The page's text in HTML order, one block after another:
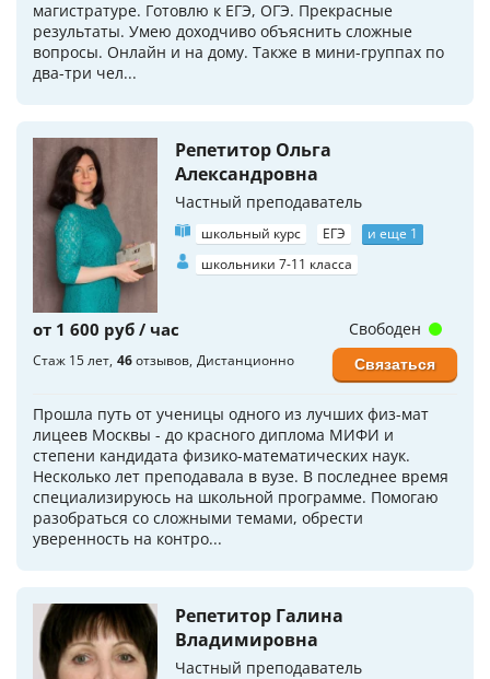
магистратуре. Готовлю к ЕГЭ, ОГЭ. Прекрасные
результаты. Умею доходчиво объяснить сложные
вопросы. Онлайн и на дому. Также в мини-группах по
два-три чел...
Репетитор Ольга
Александровна
Частный преподаватель
школьный курс ЕГЭ
и еще 1
школьники 7-11 класса
от 1 600 руб / час
Стаж 15 лет 46отзывов Дистанционно
Прошла путь от ученицы одного из лучших физ-мат
лицеев Москвы - до красного диплома МИФИ и
степени кандидата физико-математических наук.
Несколько лет преподавала в вузе. В последнее время
специализируюсь на школьной программе. Помогаю
разобраться со сложными темами, обрести
уверенность на контро...
Свободен
Связаться
Репетитор Галина
Владимировна
Частный преподаватель